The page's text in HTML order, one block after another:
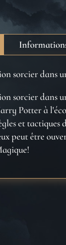
sorcier
sorcier dans
Potter à
et tactiques
peut être